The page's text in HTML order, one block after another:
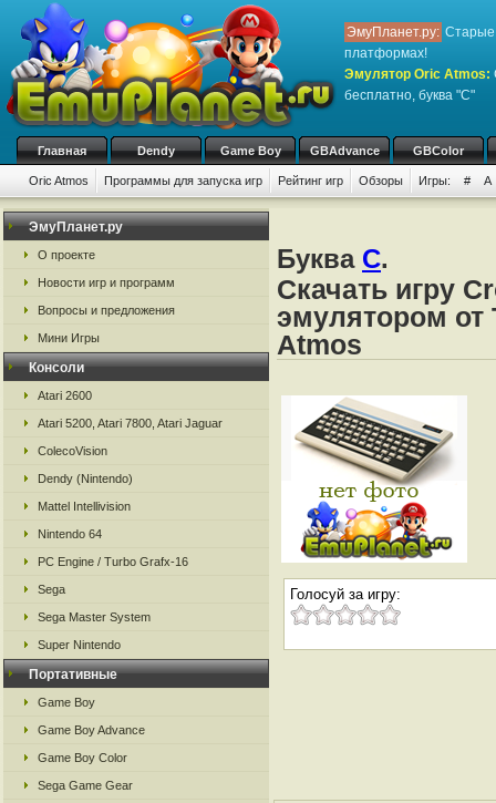
ЭмуПланет.ру: Старые
платформах!
Эмулятор Oric Atmos:
бесплатно, буква "C"
Главная Dendy Game Boy GBAdvance GBColor
Oric Atmos Программы для запуска игр Рейтинг игр Обзоры Игры: # A
ЭмуПланет.ру
О проекте
Новости игр и программ
Вопросы и предложения
Мини Игры
Консоли
Atari 2600
Atari 5200, Atari 7800, Atari Jaguar
ColecoVision
Dendy (Nintendo)
Mattel Intellivision
Nintendo 64
PC Engine / Turbo Grafx-16
Sega
Sega Master System
Super Nintendo
Портативные
Game Boy
Game Boy Advance
Game Boy Color
Sega Game Gear
Буква C.
Скачать игру
эмулятором от
Atmos
Голосуй за игру: